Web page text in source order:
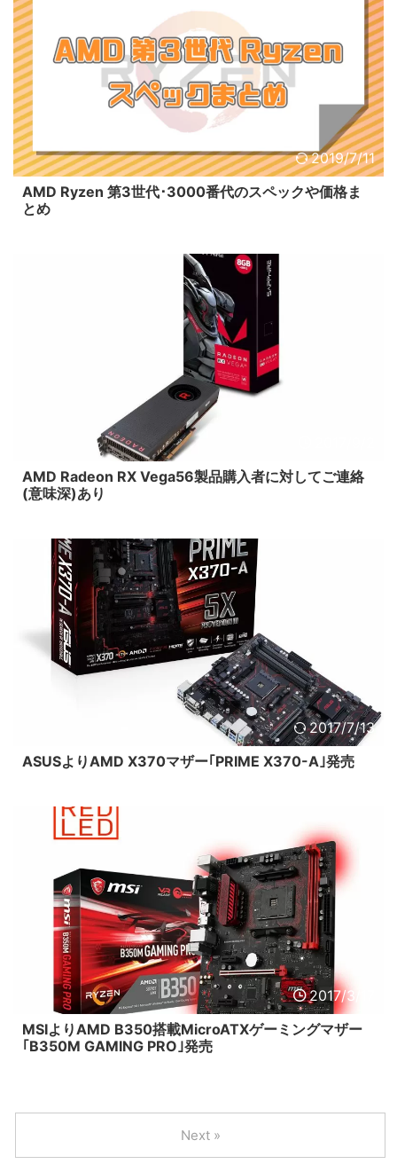
2019/7/11
AMD Ryzen 第3世代･3000番代のスペックや価格ま
とめ
AMD Radeon RX Vega56製品購入者に対してご連絡
(意味深)あり
2017/7/13
ASUSよりAMD X370マザー｢PRIME X370-A｣発売
2017/3/17
MSIよりAMD B350搭載MicroATXゲーミングマザー
｢B350M GAMING PRO｣発売
Next »